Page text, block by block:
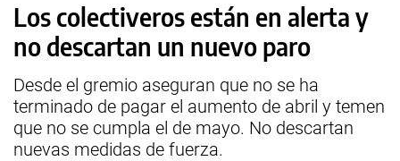
Los colectiveros están en alerta y
no descartan un nuevo paro
Desde el gremio aseguran que no se ha
terminado de pagar el aumento de abril y temen
que no se cumpla el de mayo. No descartan
nuevas medidas de fuerza.